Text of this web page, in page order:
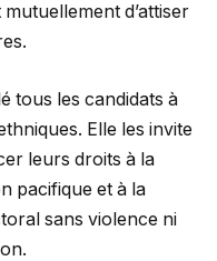
d’attiser
tous les candidats à
Elle les invite
leurs droits à la
pacifique et à la
sans violence ni